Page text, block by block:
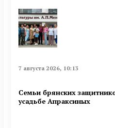
7 августа 2026, 10:13
Семьи брянских
усадьбе Апраксиных